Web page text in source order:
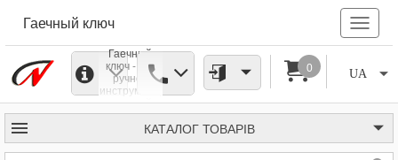
Гаечный ключ
Гаечный
ключ - это
ручной
инструмент,
который
нужен для
проведения
различных
сборочных и
UA
0
КАТАЛОГ ТОВАРІВ